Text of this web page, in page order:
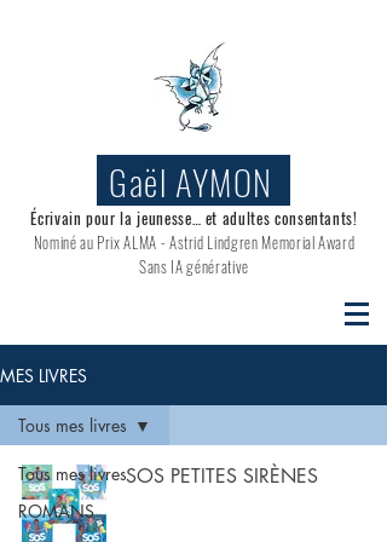
Gaël AYMON
Écrivain pour la jeunesse… et adultes consentants!
Nominé au Prix ALMA - Astrid Lindgren Memorial Award
Sans IA générative
MES LIVRES
Tous mes livres
ROMANS
Tous mes livres
SOS PETITES SIRÈNES